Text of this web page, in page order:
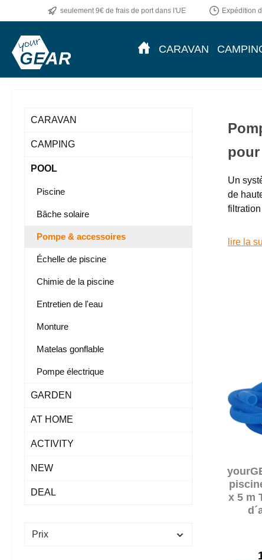
au contenu principal
Passer à la recherche
Passer à la navigation principale
seulement 9€ de frais de port dans l'UE Expédition
CARAVAN
CARAVAN
CAMPING
POOL
Piscine
Bâche solaire
Pompe & accessoires
Échelle de piscine
Chimie de la piscine
Entretien de l'eau
Monture
Matelas gonflable
Pompe électrique
GARDEN
AT HOME
ACTIVITY
NEW
DEAL
Prix
Un
de
lire la
x 5 m